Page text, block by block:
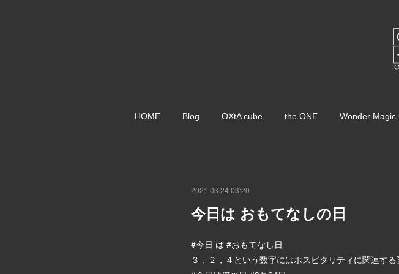
HOME Blog OXtA cube the ONE Wonder Magic
2021.03.24 03:20
今日は おもてなしの日
#今日 は #おもてなし日
３，２，４という数字にはホスピタリティに関連する